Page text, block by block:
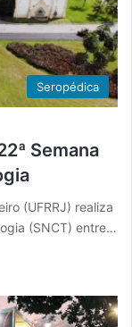
Seropédica
Semana
(UFRRJ) realiza
(SNCT) entre…